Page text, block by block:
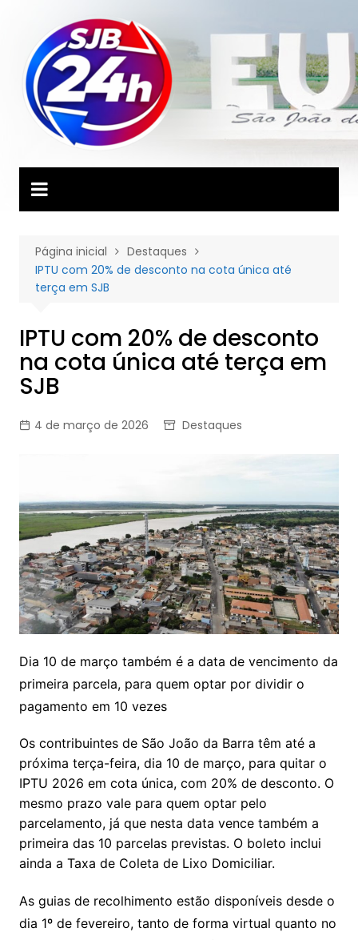
conteúdo
Página inicial
Destaques
IPTU com 20% de desconto na cota única até
terça em SJB
IPTU com 20% de desconto
na cota única até terça em
SJB
4 de março de 2026 Destaques
Dia 10 de março também é a data de vencimento da
primeira parcela, para quem optar por dividir o
pagamento em 10 vezes
Os contribuintes de São João da Barra têm até a
próxima terça-feira, dia 10 de março, para quitar o
IPTU 2026 em cota única, com 20% de desconto. O
mesmo prazo vale para quem optar pelo
parcelamento, já que nesta data vence também a
primeira das 10 parcelas previstas. O boleto inclui
ainda a Taxa de Coleta de Lixo Domiciliar.
As guias de recolhimento estão disponíveis desde o
dia 1º de fevereiro, tanto de forma virtual quanto no